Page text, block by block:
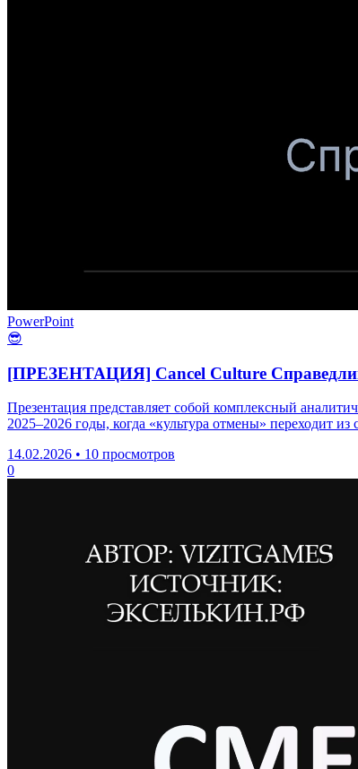
PowerPoint
😎
[ПРЕЗЕНТАЦИЯ] Cancel Culture
Презентация представляет собой комплексный
2025–2026 годы, когда «культура отмены» переходит
14.02.2026 • 10 просмотров
0